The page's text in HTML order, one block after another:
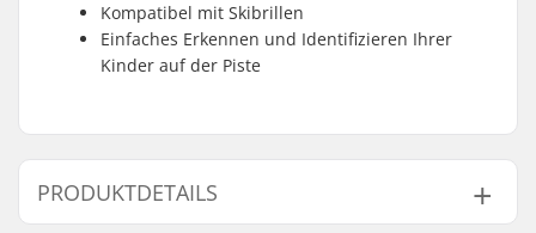
Kompatibel mit Skibrillen
Einfaches Erkennen und Identifizieren Ihrer
Kinder auf der Piste
PRODUKTDETAILS